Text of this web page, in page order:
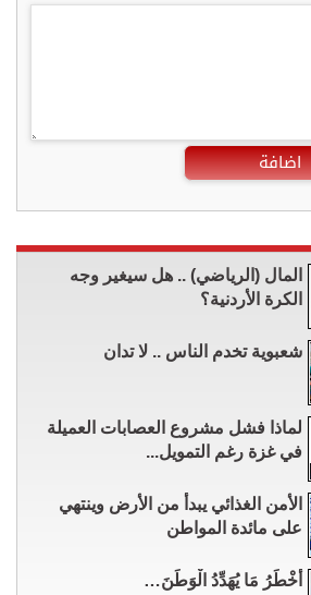
اضافة
المال (الرياضي) .. هل سيغير وجه
الكرة الأردنية؟
شعبوية تخدم الناس .. لا تدان
لماذا فشل مشروع العصابات العميلة
في غزة رغم التمويل...
الأمن الغذائي يبدأ من الأرض وينتهي
على مائدة المواطن
أَخْطَرُ مَا يُهَدِّدُ الْوَطَنَ…